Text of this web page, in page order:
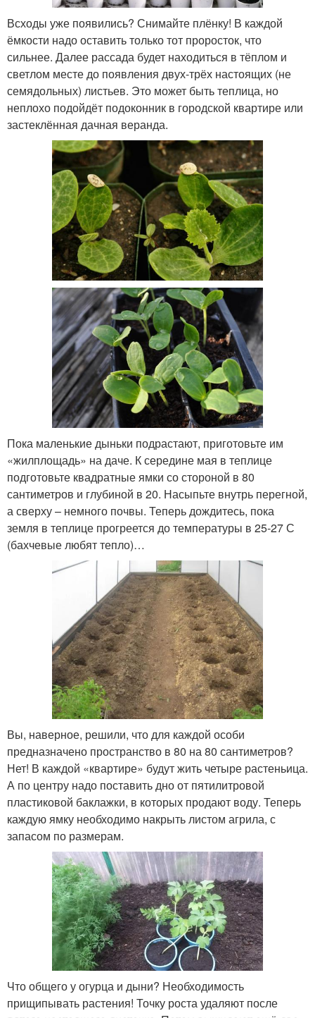
Всходы уже появились? Снимайте плёнку! В каждой
ёмкости надо оставить только тот проросток, что
сильнее. Далее рассада будет находиться в тёплом и
светлом месте до появления двух-трёх настоящих (не
семядольных) листьев. Это может быть теплица, но
неплохо подойдёт подоконник в городской квартире или
застеклённая дачная веранда.
Пока маленькие дыньки подрастают, приготовьте им
«жилплощадь» на даче. К середине мая в теплице
подготовьте квадратные ямки со стороной в 80
сантиметров и глубиной в 20. Насыпьте внутрь перегной,
а сверху – немного почвы. Теперь дождитесь, пока
земля в теплице прогреется до температуры в 25-27 С
(бахчевые любят тепло)…
Вы, наверное, решили, что для каждой особи
предназначено пространство в 80 на 80 сантиметров?
Нет! В каждой «квартире» будут жить четыре растеньица.
А по центру надо поставить дно от пятилитровой
пластиковой баклажки, в которых продают воду. Теперь
каждую ямку необходимо накрыть листом агрила, с
запасом по размерам.
Что общего у огурца и дыни? Необходимость
прищипывать растения! Точку роста удаляют после